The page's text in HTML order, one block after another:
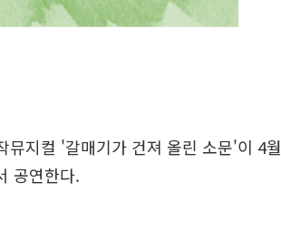
뮤지컬 '갈매기가 건져 올린 소문'이 4월
공연한다.